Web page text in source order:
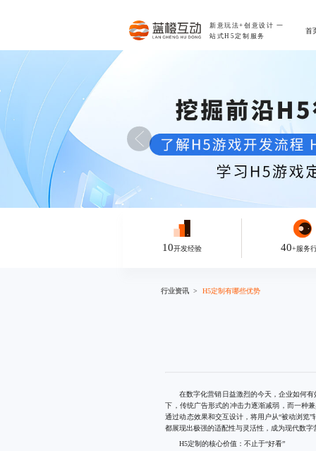
新意玩法+创意设计 一
站式H5定制服务
首
10开发经验 40+服务
行业资讯 H5定制有哪些优势
在数字化营销日益激烈的今天，企业如何有
下，传统广告形式的冲击力逐渐减弱，而一种
通过动态效果和交互设计，将用户从“被动浏览
都展现出极强的适配性与灵活性，成为现代数
H5定制的核心价值：不止于“好看”